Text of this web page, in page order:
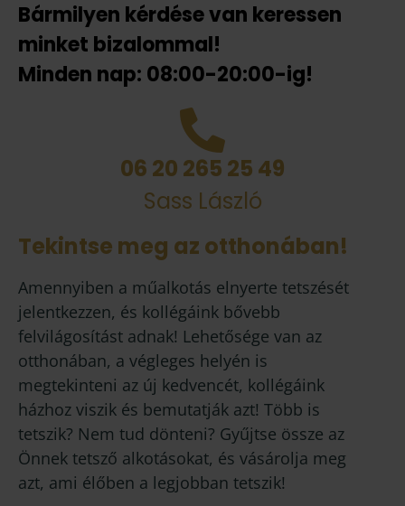
Bármilyen kérdése van keressen
minket bizalommal!
Minden nap: 08:00-20:00-ig!
06 20 265 25 49
Sass László
Tekintse meg az otthonában!
Amennyiben a műalkotás elnyerte tetszését
jelentkezzen, és kollégáink bővebb
felvilágosítást adnak! Lehetősége van az
otthonában, a végleges helyén is
megtekinteni az új kedvencét, kollégáink
házhoz viszik és bemutatják azt! Több is
tetszik? Nem tud dönteni? Gyűjtse össze az
Önnek tetsző alkotásokat, és vásárolja meg
azt, ami élőben a legjobban tetszik!